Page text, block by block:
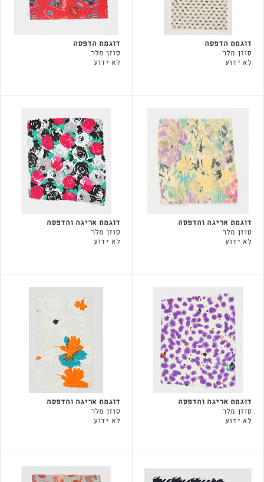
דוגמת הדפסה
סוזן מלר
לא ידוע
דוגמת הדפסה
סוזן מלר
לא ידוע
דוגמת אריגה והדפסה
סוזן מלר
לא ידוע
דוגמת אריגה והדפסה
סוזן מלר
לא ידוע
דוגמת אריגה והדפסה
סוזן מלר
לא ידוע
דוגמת אריגה והדפסה
סוזן מלר
לא ידוע